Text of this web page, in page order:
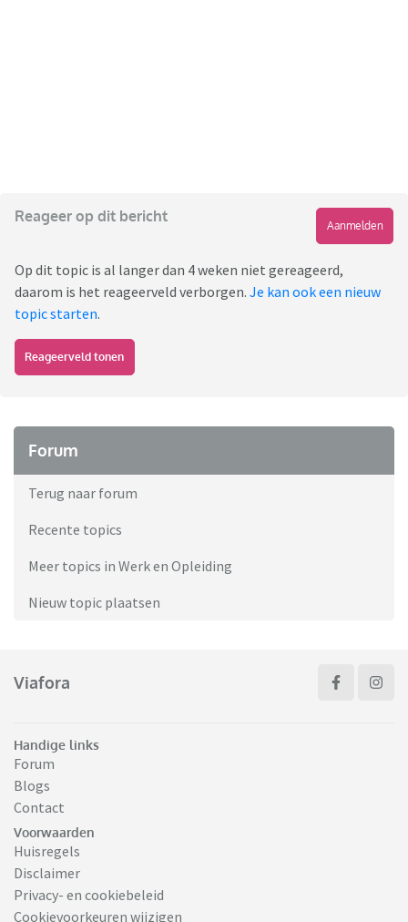
Reageer op dit bericht
Aanmelden
Op dit topic is al langer dan 4 weken niet gereageerd,
daarom is het reageerveld verborgen. Je kan ook een nieuw
topic starten.
Reageerveld tonen
Forum
Terug naar forum
Recente topics
Meer topics in Werk en Opleiding
Nieuw topic plaatsen
Viafora
Handige links
Forum
Blogs
Contact
Voorwaarden
Huisregels
Disclaimer
Privacy- en cookiebeleid
Cookievoorkeuren wijzigen